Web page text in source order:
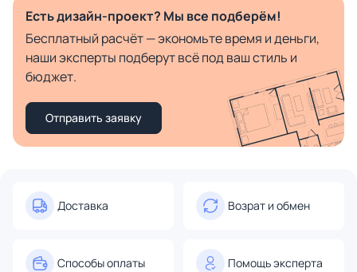
Есть дизайн-проект? Мы все подберём!
Бесплатный расчёт — экономьте время и деньги,
наши эксперты подберут всё под ваш стиль и
бюджет.
Отправить заявку
Доставка Возрат и обмен
Способы оплаты Помощь эксперта